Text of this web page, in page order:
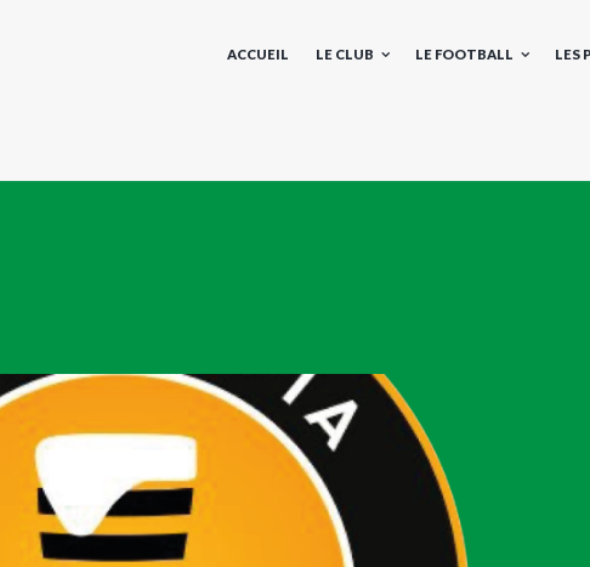
ACCUEIL LE CLUB LE FOOTBALL LES